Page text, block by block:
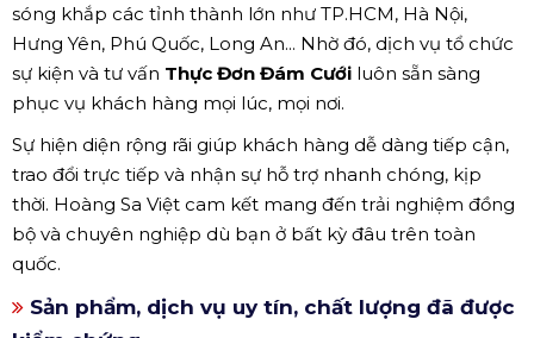
sóng khắp các tỉnh thành lớn như TP.HCM, Hà Nội,
Hưng Yên, Phú Quốc, Long An... Nhờ đó, dịch vụ tổ chức
sự kiện và tư vấn Thực Đơn Đám Cưới luôn sẵn sàng
phục vụ khách hàng mọi lúc, mọi nơi.
Sự hiện diện rộng rãi giúp khách hàng dễ dàng tiếp cận,
trao đổi trực tiếp và nhận sự hỗ trợ nhanh chóng, kịp
thời. Hoàng Sa Việt cam kết mang đến trải nghiệm đồng
bộ và chuyên nghiệp dù bạn ở bất kỳ đâu trên toàn
quốc.
Sản phẩm, dịch vụ uy tín, chất lượng đã được